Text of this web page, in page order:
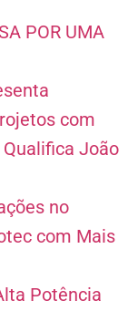
POR UMA
com
João
no
com Mais
Potência